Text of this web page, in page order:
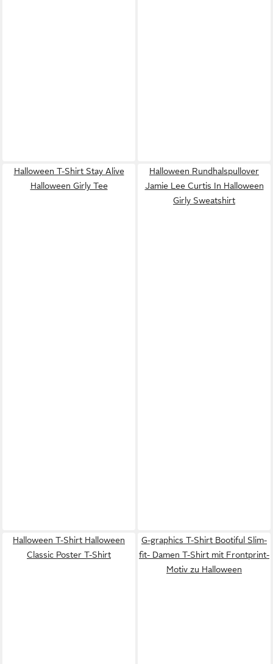
Halloween T-Shirt Stay Alive
Halloween Girly Tee
Halloween Rundhalspullover
Jamie Lee Curtis In Halloween
Girly Sweatshirt
Halloween T-Shirt Halloween
Classic Poster T-Shirt
G-graphics T-Shirt Bootiful Slim-
fit- Damen T-Shirt mit Frontprint-
Motiv zu Halloween